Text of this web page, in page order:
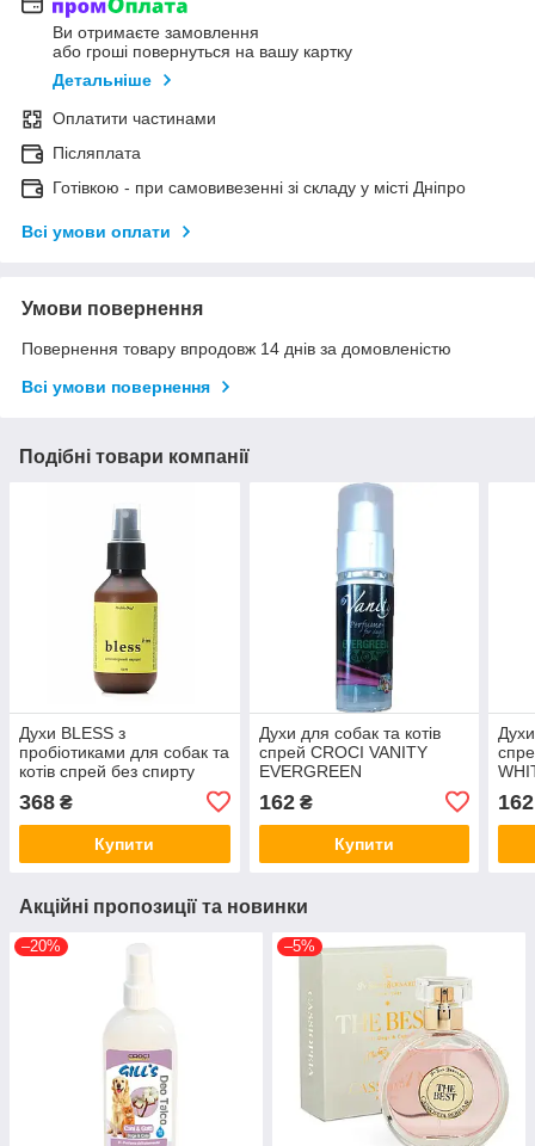
Ви отримаєте замовлення
або гроші повернуться на вашу картку
Детальніше
Оплатити частинами
Післяплата
Готівкою - при самовивезенні зі складу у місті Дніпро
Всі умови оплати
Умови повернення
Повернення товару впродовж 14 днів за домовленістю
Всі умови повернення
Подібні товари компанії
Духи BLESS з
пробіотиками для собак та
котів спрей без спирту
ProbioDay 100 мл
368 ₴
Купити
Духи для собак та котів
спрей CROCI VANITY
EVERGREEN
C3080666
162₴
Купити
162
Акційні пропозиції та новинки
–20% –5%